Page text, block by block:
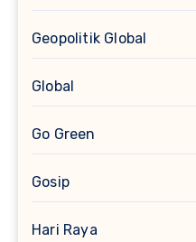
Geopolitik Global
Global
Go Green
Gosip
Hari Raya